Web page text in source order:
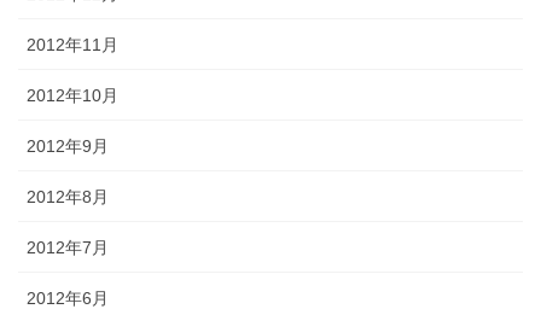
2012年11月
2012年10月
2012年9月
2012年8月
2012年7月
2012年6月